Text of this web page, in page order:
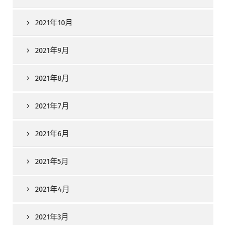
2021年10月
2021年9月
2021年8月
2021年7月
2021年6月
2021年5月
2021年4月
2021年3月